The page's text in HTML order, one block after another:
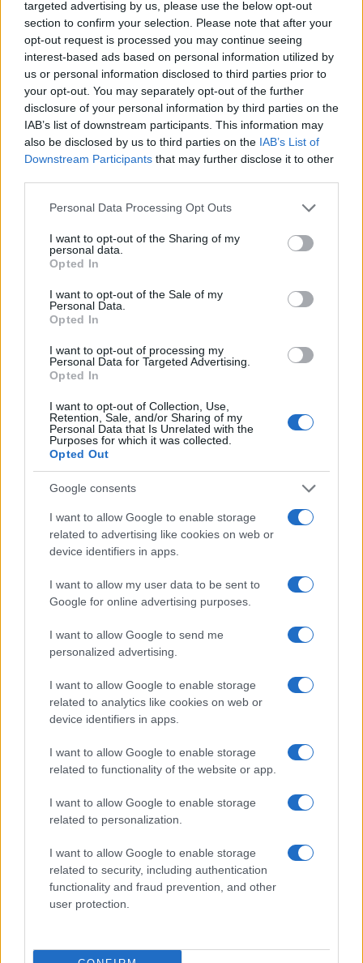
targeted advertising by us, please use the below opt-out
section to confirm your selection. Please note that after your
opt-out request is processed you may continue seeing
interest-based ads based on personal information utilized by
us or personal information disclosed to third parties prior to
your opt-out. You may separately opt-out of the further
disclosure of your personal information by third parties on the
IAB’s list of downstream participants. This information may
also be disclosed by us to third parties on the IAB’s List of
Downstream Participants that may further disclose it to other
Please note that this website/app uses one or more Google
not limited to your visit or usage behaviour. You may click to
grant or deny consent to Google and its third-party tags to
use your data for below specified purposes in below Google
consent section.
Personal Data Processing Opt Outs
I want to opt-out of the Sharing of my
personal data.
Opted In
I want to opt-out of the Sale of my
Personal Data.
Opted In
I want to opt-out of processing my
Personal Data for Targeted Advertising.
Opted In
I want to opt-out of Collection, Use,
Retention, Sale, and/or Sharing of my
Personal Data that Is Unrelated with the
Purposes for which it was collected.
Opted Out
Google consents
I want to allow Google to enable storage
related to advertising like cookies on web or
device identifiers in apps.
I want to allow my user data to be sent to
Google for online advertising purposes.
I want to allow Google to send me
personalized advertising.
I want to allow Google to enable storage
related to analytics like cookies on web or
device identifiers in apps.
I want to allow Google to enable storage
related to functionality of the website or app.
I want to allow Google to enable storage
related to personalization.
I want to allow Google to enable storage
related to security, including authentication
functionality and fraud prevention, and other
user protection.
Continua a leggere
SOSTENIBILITÀ
ESG di AMGA e DBA Group
Ilaria Galli · 6 Ago 2026